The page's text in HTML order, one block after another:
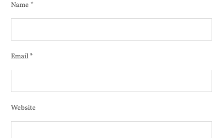
Name *
Email *
Website